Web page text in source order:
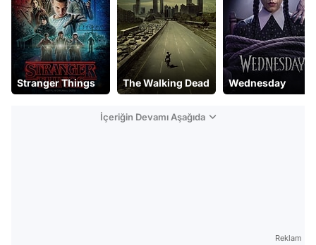
Stranger Things The Walking Dead Wednesday
İçeriğin Devamı Aşağıda
Reklam